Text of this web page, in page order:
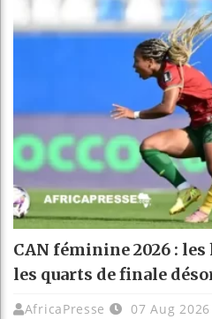
CAN féminine 2026 :
les quarts de finale
AfricaPresse 07 Aug 2026